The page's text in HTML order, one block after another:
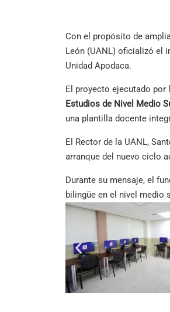
Con el propósito de
León (UANL) oficializó el
Unidad Apodaca.
El proyecto ejecutado por
Estudios de Nivel Medio
una plantilla docente
El Rector de la UANL,
arranque del nuevo ciclo
Durante su mensaje, el
bilingüe en el nivel medio